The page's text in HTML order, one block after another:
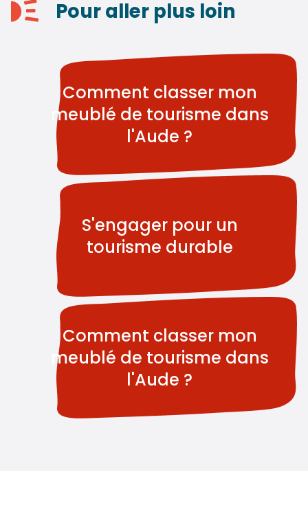
Pour aller plus loin
Comment classer mon
meublé de tourisme dans
l'Aude ?
S'engager pour un
tourisme durable
Comment classer mon
meublé de tourisme dans
l'Aude ?